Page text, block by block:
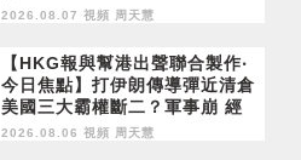
2026.08.07 視頻 周天慧
【HKG報與幫港出聲聯合製作‧
今日焦點】打伊朗傳導彈近清倉
美國三大霸權斷二？軍事崩 經
濟損
2026.08.06 視頻 周天慧